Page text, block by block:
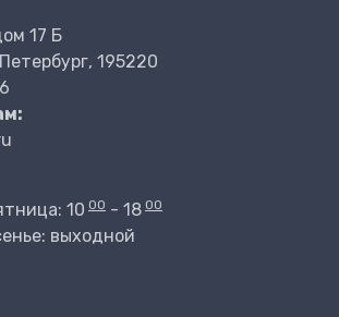
17 Б
195220
10 00 - 18 00
выходной